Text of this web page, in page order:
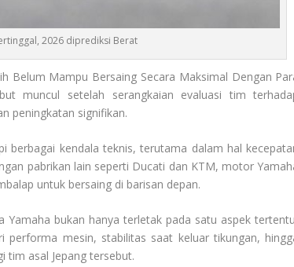
2026 diprediksi Berat
Belum Mampu Bersaing Secara Maksimal Dengan
muncul setelah serangkaian evaluasi tim
peningkatan signifikan.
berbagai kendala teknis, terutama dalam hal
pabrikan lain seperti Ducati dan KTM, motor
untuk bersaing di barisan depan.
bukan hanya terletak pada satu aspek
mesin, stabilitas saat keluar tikungan,
tim asal Jepang tersebut.